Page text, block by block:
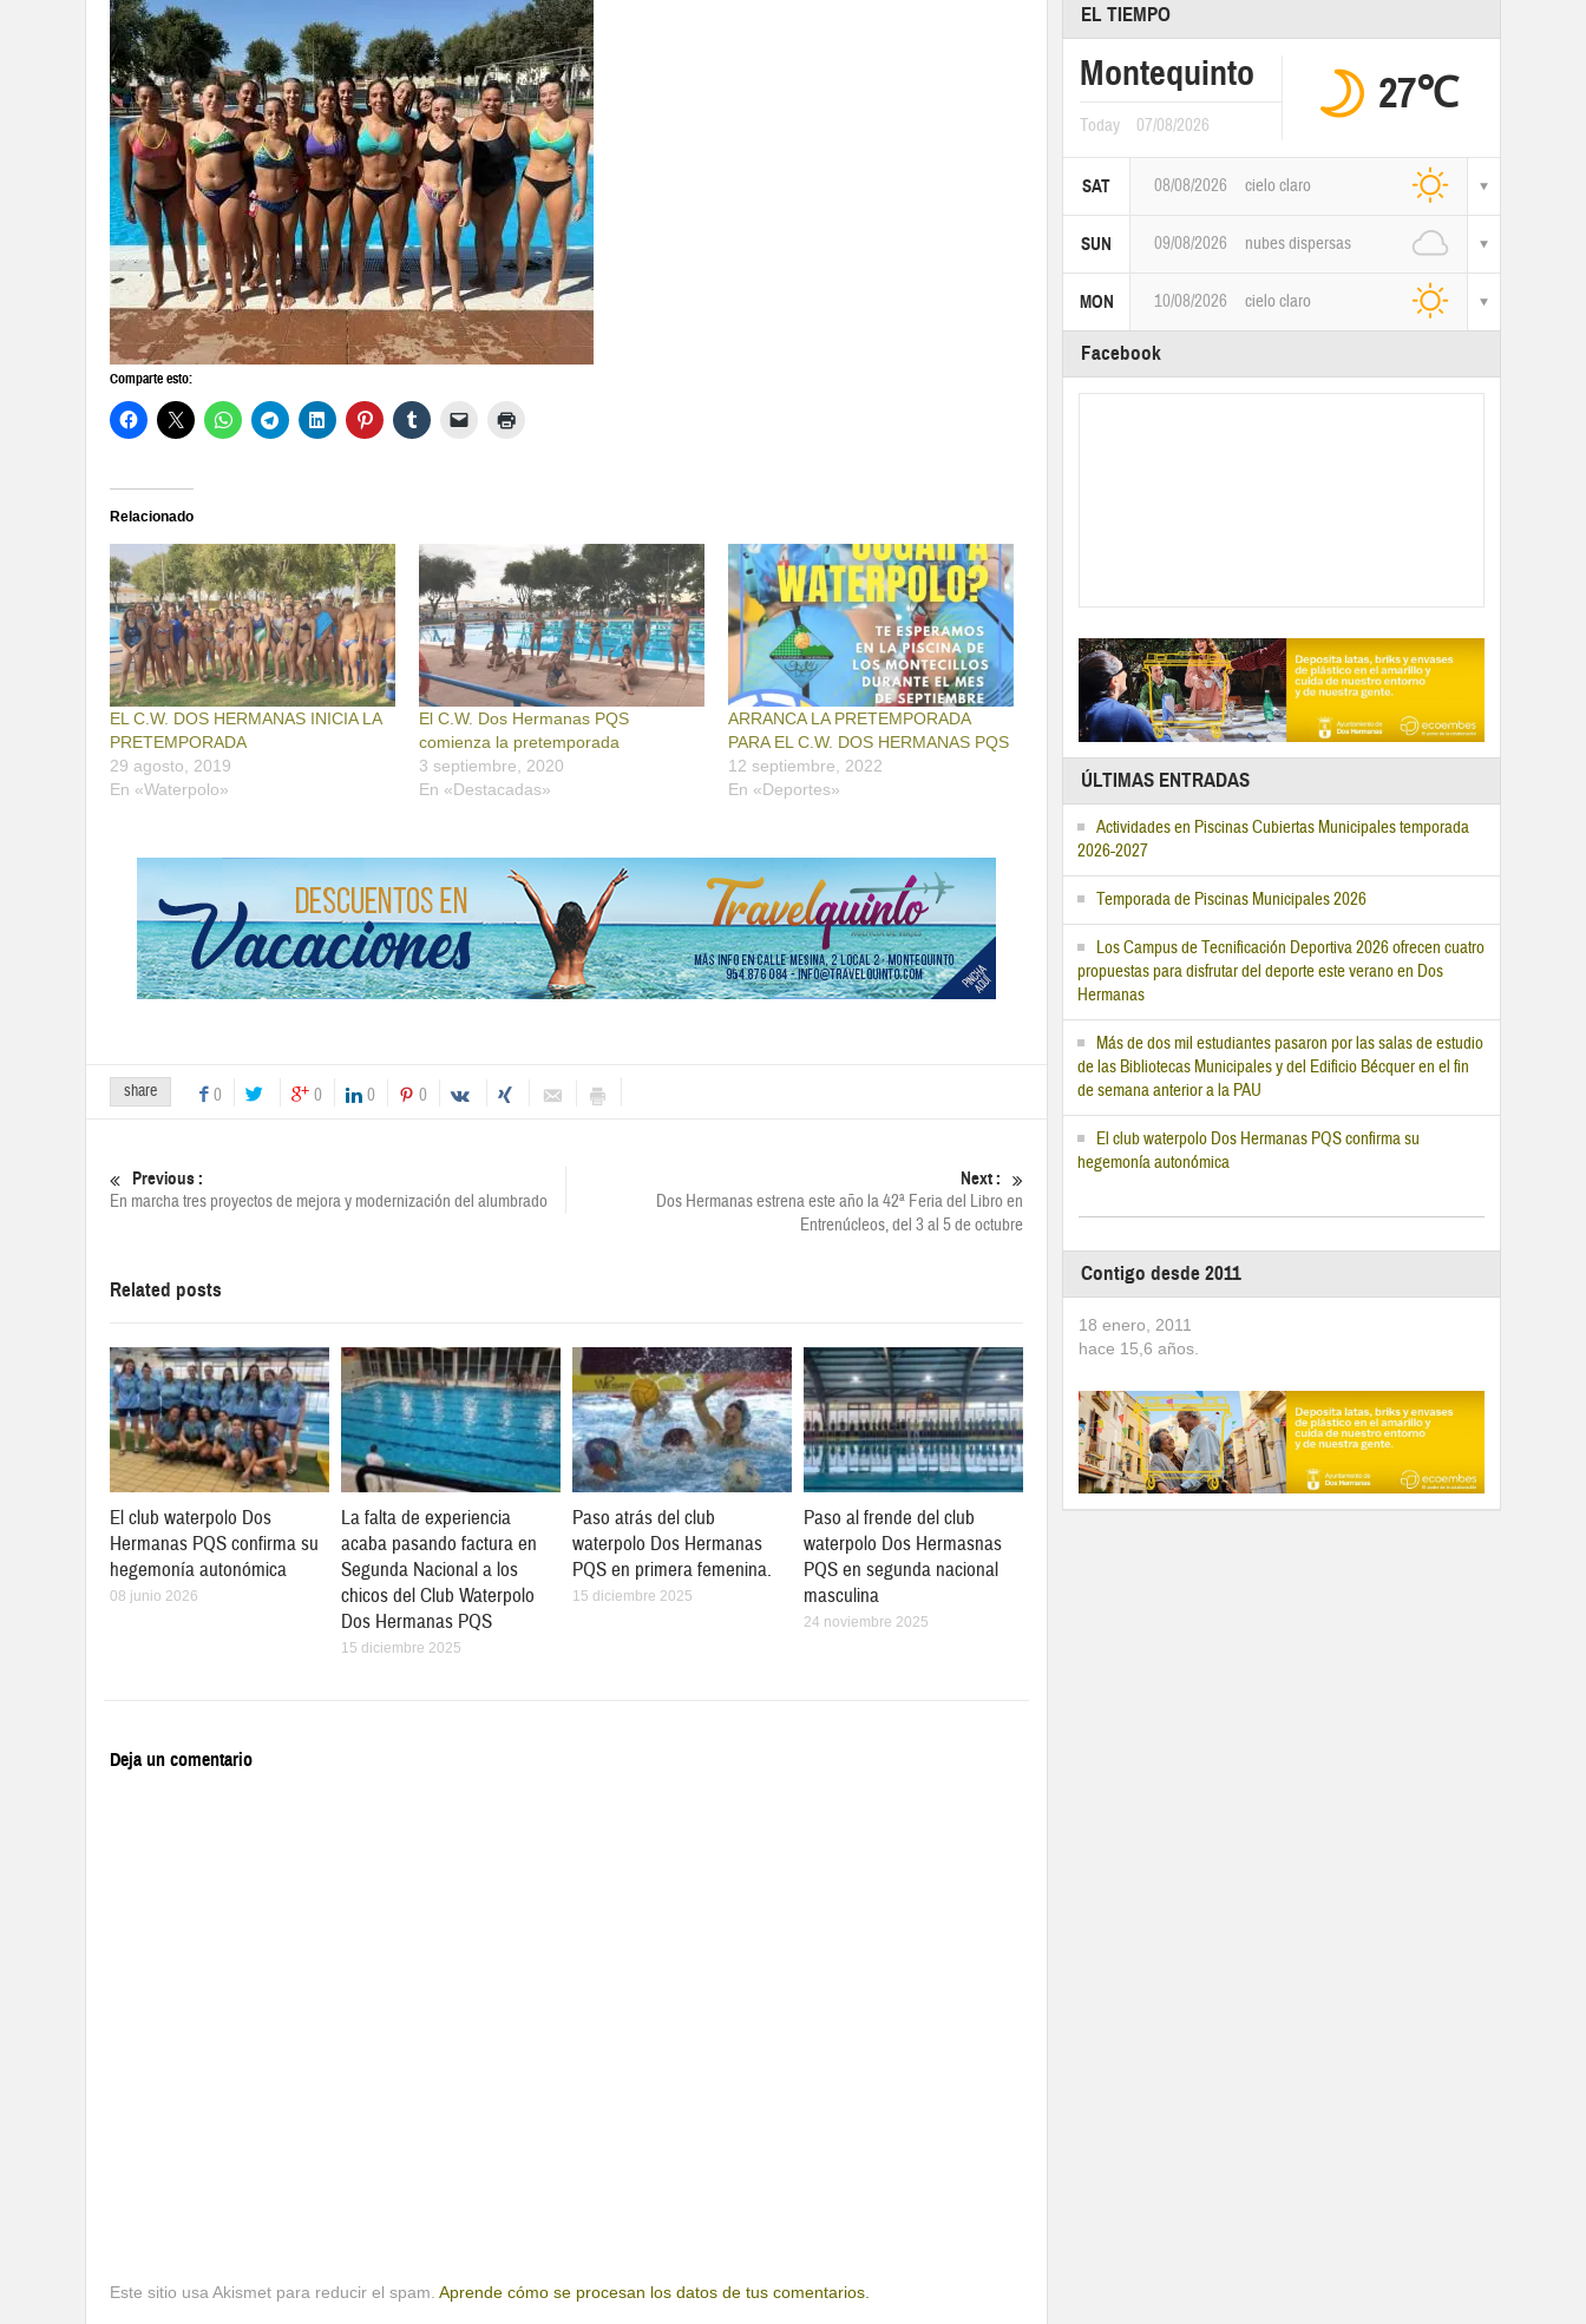
Comparte esto:
Relacionado
EL C.W. DOS HERMANAS INICIA LA
PRETEMPORADA
29 agosto, 2019
En «Waterpolo»
El C.W. Dos Hermanas PQS
comienza la pretemporada
3 septiembre, 2020
En «Destacadas»
ARRANCA LA PRETEMPORADA
PARA EL C.W. DOS HERMANAS PQS
12 septiembre, 2022
En «Deportes»
share 0 0 0 0
Previous :
En marcha tres proyectos de mejora y modernización del alumbrado
Next :
Dos Hermanas estrena este año la 42ª Feria del Libro en
Entrenúcleos, del 3 al 5 de octubre
Related posts
El club waterpolo Dos
Hermanas PQS confirma su
hegemonía autonómica
08 junio 2026
La falta de experiencia
acaba pasando factura en
Segunda Nacional a los
chicos del Club Waterpolo
Dos Hermanas PQS
15 diciembre 2025
Paso atrás del club
waterpolo Dos Hermanas
PQS en primera femenina.
15 diciembre 2025
Paso al frende del club
waterpolo Dos Hermasnas
PQS en segunda nacional
masculina
24 noviembre 2025
Deja un comentario
Este sitio usa Akismet para reducir el spam. Aprende cómo se procesan los datos de tus comentarios.
EL TIEMPO
Montequinto
Today 07/08/2026
27℃
SAT 08/08/2026 cielo claro
SUN 09/08/2026 nubes dispersas
MON 10/08/2026 cielo claro
Facebook
ÚLTIMAS ENTRADAS
Actividades en Piscinas Cubiertas Municipales temporada
2026-2027
Temporada de Piscinas Municipales 2026
Los Campus de Tecnificación Deportiva 2026 ofrecen cuatro
propuestas para disfrutar del deporte este verano en Dos
Hermanas
Más de dos mil estudiantes pasaron por las salas de estudio
de las Bibliotecas Municipales y del Edificio Bécquer en el fin
de semana anterior a la PAU
El club waterpolo Dos Hermanas PQS confirma su
hegemonía autonómica
Contigo desde 2011
18 enero, 2011
hace 15,6 años.